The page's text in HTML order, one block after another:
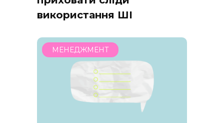
використання ШІ
МЕНЕДЖМЕНТ